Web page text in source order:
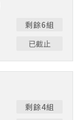
剩餘6組
已截止
剩餘4組